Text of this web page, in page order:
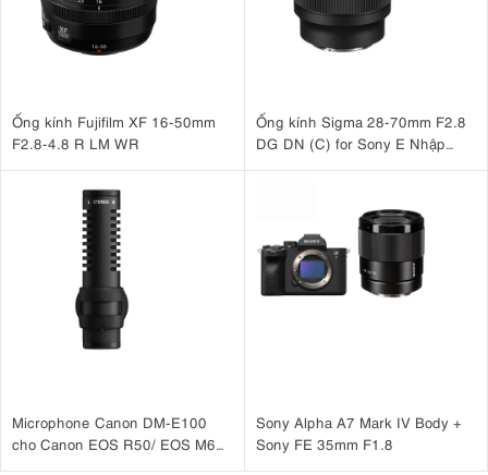
Ống kính Fujifilm XF 16-50mm
F2.8-4.8 R LM WR
Ống kính Sigma 28-70mm F2.8
DG DN (C) for Sony E Nhập
Microphone Canon DM-E100
cho Canon EOS R50/ EOS M6
Sony Alpha A7 Mark IV Body +
Sony FE 35mm F1.8